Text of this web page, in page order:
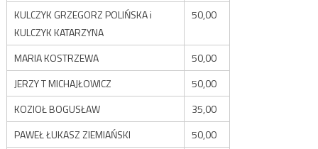
KULCZYK GRZEGORZ POLIŃSKA i
KULCZYK KATARZYNA
50,00
MARIA KOSTRZEWA
50,00
JERZY T MICHAJŁOWICZ
50,00
KOZIOŁ BOGUSŁAW
35,00
PAWEŁ ŁUKASZ ZIEMIAŃSKI
50,00